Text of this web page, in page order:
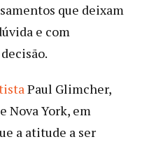
que deixam
e com
Paul Glimcher,
Nova York, em
a atitude a ser